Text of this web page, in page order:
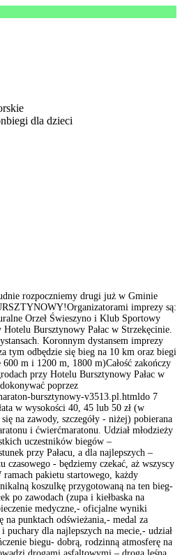
biegi dla dzieci
rozpoczniemy drugi już w Gminie
imprezy są:
Orzeł Świeszyno i Klub Sportowy
Bursztynowy Pałac w Strzekęcinie.
Koronnym dystansem imprezy
tym odbędzie się bieg na 10 km oraz biegi
m i 1200 m, 1800 m)Całość zakończy
przy Hotelu Bursztynowy Pałac w
poprzez
bursztynowy-v3513.pl.htmldo 7
w wysokości 40, 45 lub 50 zł (w
na zawody, szczegóły - niżej) pobierana
i ćwierćmaratonu. Udział młodzieży
uczestników biegów –
przy Pałacu, a dla najlepszych –
- będziemy czekać, aż wszyscy
pakietu startowego, każdy
koszulkę przygotowaną na ten bieg-
po zawodach (zupa i kiełbaska na
medyczne,- oficjalne wyniki
na punktach odświeżania,- medal za
puchary dla najlepszych na mecie,- udział
biegu- dobrą, rodzinną atmosferę na